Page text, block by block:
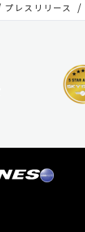
プレスリリース